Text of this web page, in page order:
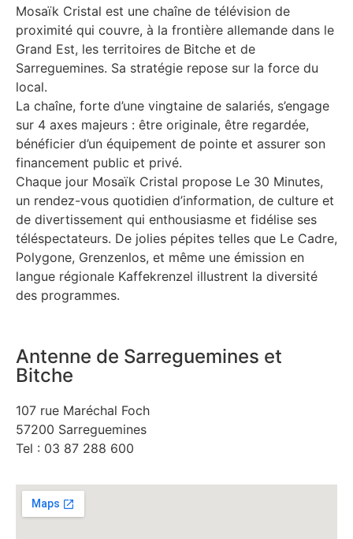
Mosaïk Cristal est une chaîne de télévision de
proximité qui couvre, à la frontière allemande dans le
Grand Est, les territoires de Bitche et de
Sarreguemines. Sa stratégie repose sur la force du
local.
La chaîne, forte d’une vingtaine de salariés, s’engage
sur 4 axes majeurs : être originale, être regardée,
bénéficier d’un équipement de pointe et assurer son
financement public et privé.
Chaque jour Mosaïk Cristal propose Le 30 Minutes,
un rendez-vous quotidien d’information, de culture et
de divertissement qui enthousiasme et fidélise ses
téléspectateurs. De jolies pépites telles que Le Cadre,
Polygone, Grenzenlos, et même une émission en
langue régionale Kaffekrenzel illustrent la diversité
des programmes.
Antenne de Sarreguemines et
Bitche
107 rue Maréchal Foch
57200 Sarreguemines
Tel : 03 87 288 600